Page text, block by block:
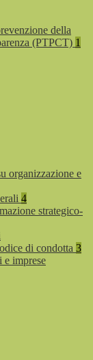
della
(PTPCT) 1
organizzazione e
4
strategico-
di condotta 3
imprese